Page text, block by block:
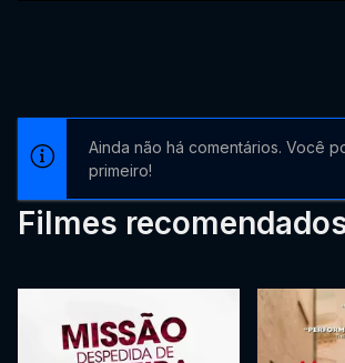
Ainda não há comentários. Você
primeiro!
Filmes